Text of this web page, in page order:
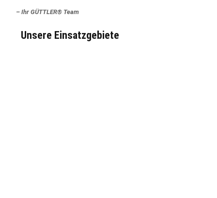
– Ihr GÜTTLER® Team
Unsere Einsatzgebiete